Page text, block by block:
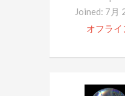
Joined: 7月
オフライ